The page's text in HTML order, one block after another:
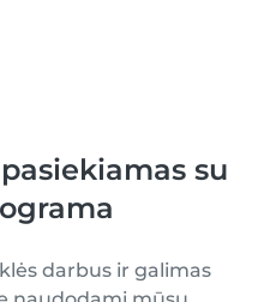
su
darbus ir galimas